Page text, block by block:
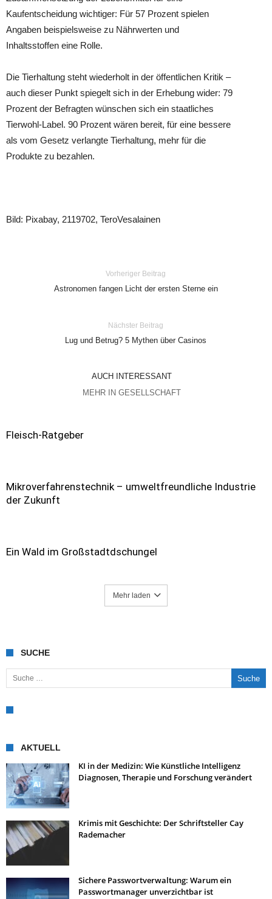
Kaufentscheidung wichtiger: Für 57 Prozent spielen
Angaben beispielsweise zu Nährwerten und
Inhaltsstoffen eine Rolle.
Die Tierhaltung steht wiederholt in der öffentlichen Kritik –
auch dieser Punkt spiegelt sich in der Erhebung wider: 79
Prozent der Befragten wünschen sich ein staatliches
Tierwohl-Label. 90 Prozent wären bereit, für eine bessere
als vom Gesetz verlangte Tierhaltung, mehr für die
Produkte zu bezahlen.
Bild: Pixabay, 2119702, TeroVesalainen
Vorheriger Beitrag
Astronomen fangen Licht der ersten Sterne ein
Nächster Beitrag
Lug und Betrug? 5 Mythen über Casinos
AUCH INTERESSANT
MEHR IN GESELLSCHAFT
Fleisch-Ratgeber
Mikroverfahrenstechnik – umweltfreundliche Industrie
der Zukunft
Ein Wald im Großstadtdschungel
Mehr laden
SUCHE
Suche nach:
AKTUELL
KI in der Medizin: Wie Künstliche Intelligenz
Diagnosen, Therapie und Forschung verändert
Krimis mit Geschichte: Der Schriftsteller Cay
Rademacher
Sichere Passwortverwaltung: Warum ein
Passwortmanager unverzichtbar ist